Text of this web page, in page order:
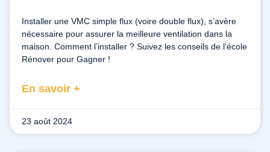
Installer une VMC simple flux (voire double flux), s’avère
nécessaire pour assurer la meilleure ventilation dans la
maison. Comment l’installer ? Suivez les conseils de l’école
Rénover pour Gagner !
En savoir +
23 août 2024